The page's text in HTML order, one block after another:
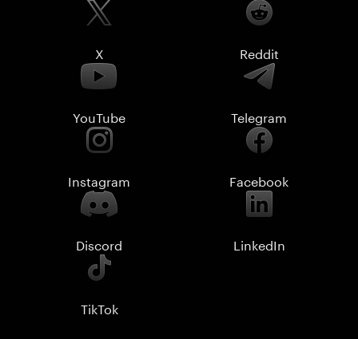
X Reddit
YouTube Telegram
Instagram Facebook
Discord LinkedIn
TikTok